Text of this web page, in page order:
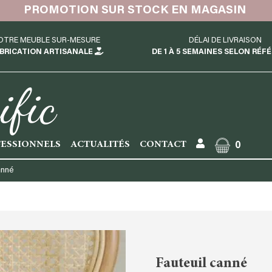
PROMOTION SUR STOCK EN MAGASIN
MEUBLE SUR-MESURE
ARTISANALE
DÉLAI DE LIVRAISON
DE 1 À 5 SEMAINES SELON
ACTUALITÉS CONTACT 0
Fauteuil canné